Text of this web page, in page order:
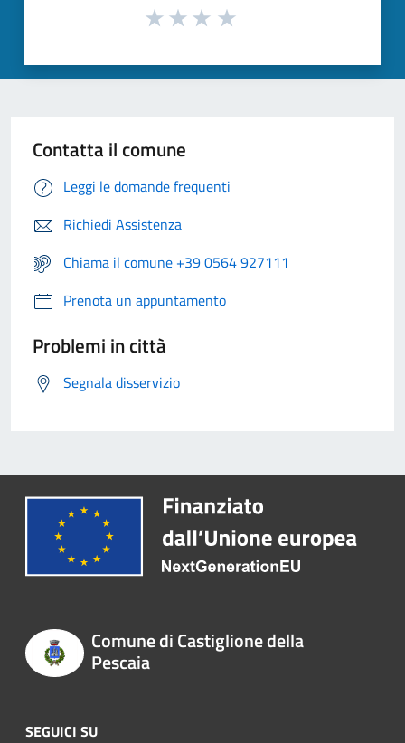
Contatta il comune
Leggi le domande frequenti
Richiedi Assistenza
Chiama il comune +39 0564 927111
Prenota un appuntamento
Problemi in città
Segnala disservizio
Comune di Castiglione della
Pescaia
SEGUICI SU